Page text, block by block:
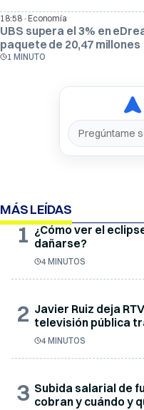
18:58· Economía
UBS supera el 3% en
paquete de 20,47 millones
1 MINUTO
MÁS LEÍDAS
1 ¿Cómo ver el
dañarse?
4 MINUTOS
2 Javier Ruiz deja
televisión pública
4 MINUTOS
3 Subida salarial de
cobran y cuándo y